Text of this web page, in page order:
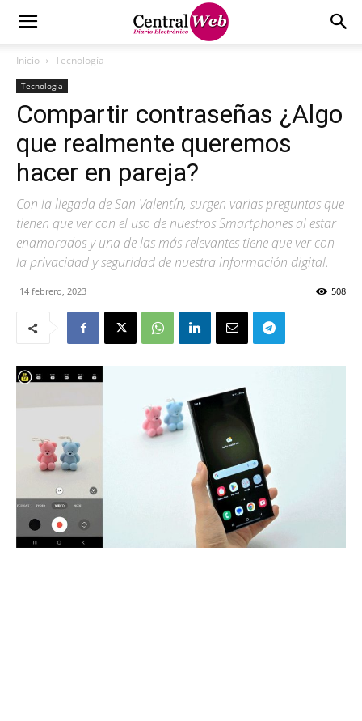
Inicio Tecnología
Tecnología
Compartir contraseñas ¿Algo
que realmente queremos
hacer en pareja?
Con la llegada de San Valentín, surgen varias preguntas que
tienen que ver con el uso de nuestros Smartphones al estar
enamorados y una de las más relevantes tiene que ver con
la privacidad y seguridad de nuestra información digital.
14 febrero, 2023 508